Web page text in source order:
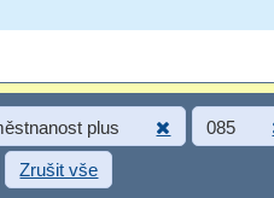
plus 085
Zrušit vše